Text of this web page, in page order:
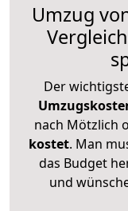
Umzug
Der
nach Mötzlich
kostet. Man
das Budget
und